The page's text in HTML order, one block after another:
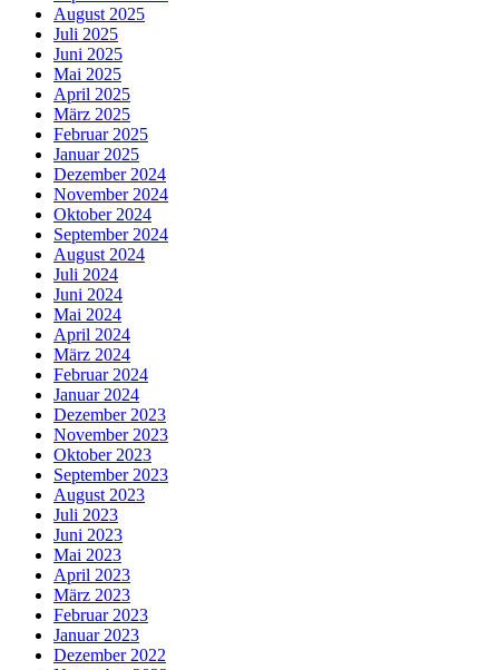
August 2025
Juli 2025
Juni 2025
Mai 2025
April 2025
März 2025
Februar 2025
Januar 2025
Dezember 2024
November 2024
Oktober 2024
September 2024
August 2024
Juli 2024
Juni 2024
Mai 2024
April 2024
März 2024
Februar 2024
Januar 2024
Dezember 2023
November 2023
Oktober 2023
September 2023
August 2023
Juli 2023
Juni 2023
Mai 2023
April 2023
März 2023
Februar 2023
Januar 2023
Dezember 2022